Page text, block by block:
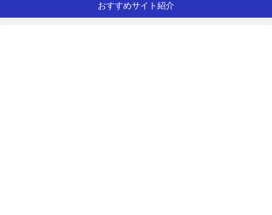
おすすめサイト紹介